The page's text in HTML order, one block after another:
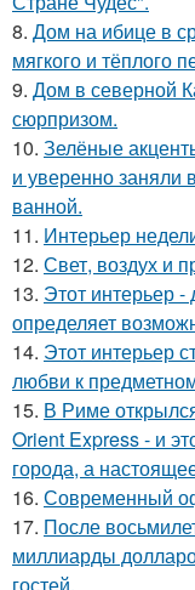
8. Дом на ибице в
мягкого и тёплого
9. Дом в северной
сюрпризом.
10. Зелёные
и уверенно заняли
ванной.
11. Интерьер
12. Свет, воздух и
13. Этот интерьер -
определяет
14. Этот интерьер
любви к
15. В Риме
Orient Express - и
города, а
16. Современный
17. После
миллиарды
гостей.